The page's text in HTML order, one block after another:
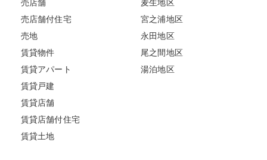
売店舗付住宅
売地
賃貸物件
賃貸アパート
賃貸戸建
賃貸店舗
賃貸店舗付住宅
賃貸土地
宮之浦地区
永田地区
尾之間地区
湯泊地区